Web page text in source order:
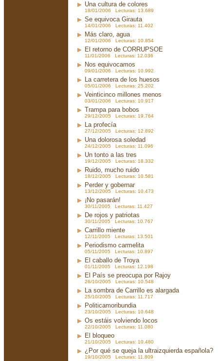
Una cultura de colores
18/01/2006 Lecturas: 13.689
Se equivoca Girauta
14/01/2006 Lecturas: 11.402
Más claro, agua
12/01/2006 Lecturas: 10.854
El retorno de CORRUPSOE
11/01/2006 Lecturas: 12.036
Nos equivocamos
09/01/2006 Lecturas: 10.992
La carretera de los huesos
05/01/2006 Lecturas: 25.202
Veinticinco millones menos
03/01/2006 Lecturas: 10.917
Trampa para bobos
29/12/2005 Lecturas: 19.764
La profecía
27/12/2005 Lecturas: 12.892
Una dolorosa soledad
24/12/2005 Lecturas: 11.096
Un tonto a las tres
19/12/2005 Lecturas: 18.332
Ruido, mucho ruido
18/12/2005 Lecturas: 10.581
Perder y gobernar
13/12/2005 Lecturas: 10.473
¡No pasarán!
30/11/2005 Lecturas: 11.427
De rojos y patriotas
30/11/2005 Lecturas: 10.767
Carrillo miente
12/11/2005 Lecturas: 13.501
Periodismo carmelita
05/11/2005 Lecturas: 10.897
El caballo de Troya
01/11/2005 Lecturas: 12.198
El País se preocupa por Rajoy
26/10/2005 Lecturas: 10.548
La sombra de Carrillo es alargada
25/10/2005 Lecturas: 11.717
Politicamoribundia
23/10/2005 Lecturas: 10.648
Os estáis volviendo locos
22/10/2005 Lecturas: 11.080
El bloqueo
21/10/2005 Lecturas: 10.480
¿Por qué se queja la ultraizquierda española?
19/10/2005 Lecturas: 11.809